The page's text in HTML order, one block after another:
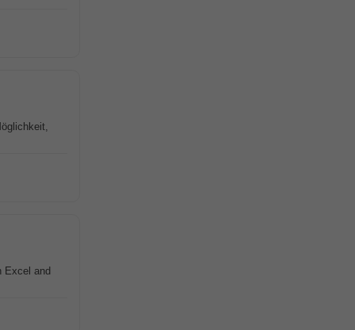
Excel and